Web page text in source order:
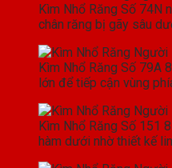
Kìm Nhổ Răng Số 74N
chân răng bị gãy sâu
Kìm Nhổ Răng Số 79A
lớn để tiếp cận vùng
Kìm Nhổ Răng Số 151
hàm dưới nhờ thiết kế